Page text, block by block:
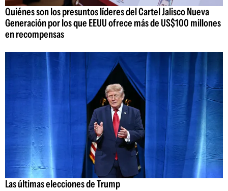
Quiénes son los presuntos líderes del Cartel Jalisco Nueva
Generación por los que EEUU ofrece más de US$100 millones
en recompensas
Las últimas elecciones de Trump